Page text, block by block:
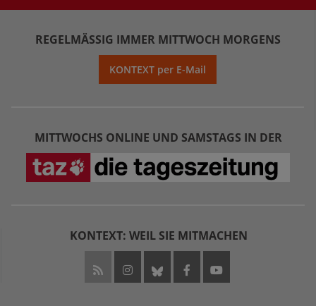
REGELMÄSSIG IMMER MITTWOCH MORGENS
KONTEXT per E-Mail
MITTWOCHS ONLINE UND SAMSTAGS IN DER
KONTEXT: WEIL SIE MITMACHEN